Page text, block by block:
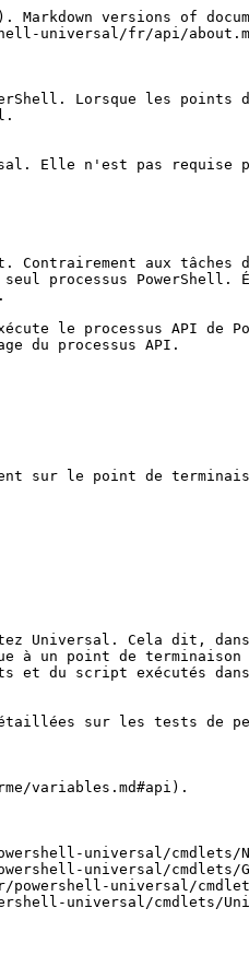
versions of
universal/fr/api/
Lorsque les points
Elle n'est pas
Contrairement aux
processus PowerShell.
le processus API de
du processus API.
sur le point de
Universal. Cela dit,
à un point de
et du script exécutés
sur les tests de
variables.md#api).
universal/cmdlets/
universal/cmdlets/
universal/cmdlets/
universal/cmdlets/